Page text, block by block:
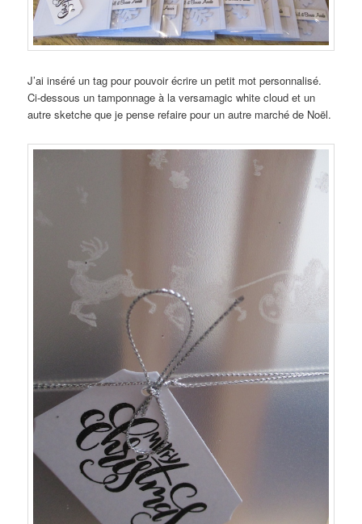
J’ai inséré un tag pour pouvoir écrire un petit mot personnalisé.
Ci-dessous un tamponnage à la versamagic white cloud et un
autre sketche que je pense refaire pour un autre marché de Noël.